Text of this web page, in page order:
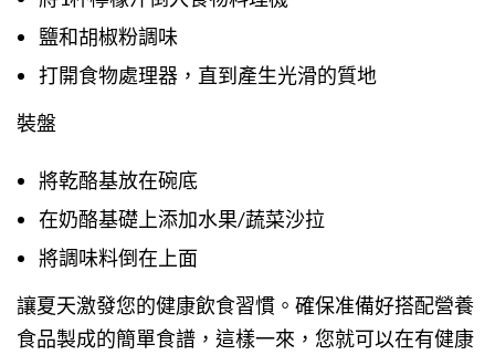
鹽和胡椒粉調味
打開食物處理器，直到產生光滑的質地
裝盤
將乾酪基放在碗底
在奶酪基礎上添加水果/蔬菜沙拉
將調味料倒在上面
讓夏天激發您的健康飲食習慣。確保准備好搭配營養
食品製成的簡單食譜，這樣一來，您就可以在有健康